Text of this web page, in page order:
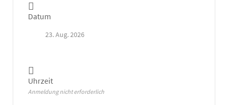
Datum
23. Aug. 2026
Uhrzeit
Anmeldung nicht erforderlich